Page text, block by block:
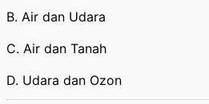
B. Air dan Udara
C. Air dan Tanah
D. Udara dan Ozon